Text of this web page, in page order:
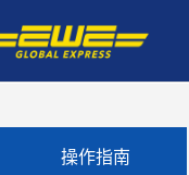
操作指南